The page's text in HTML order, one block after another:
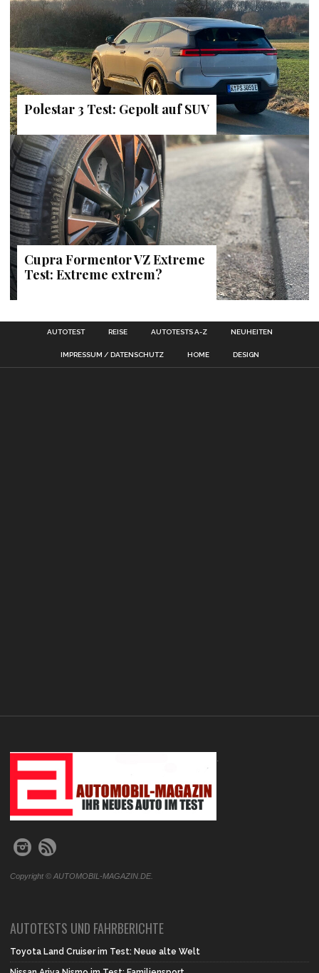
Polestar 3 Test: Gepolt auf SUV
Cupra Formentor VZ Extreme
Test: Extreme extrem?
AUTOTEST REISE AUTOTESTS A-Z NEUHEITEN
IMPRESSUM / DATENSCHUTZ HOME DESIGN
Copyright © AUTOMOBIL-MAGAZIN.DE.
AUTOTESTS UND FAHRBERICHTE
Toyota Land Cruiser im Test: Neue alte Welt